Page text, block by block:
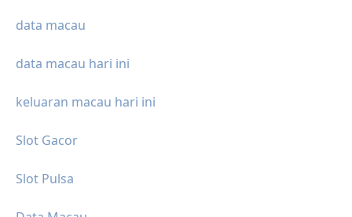
data macau
data macau hari ini
keluaran macau hari ini
Slot Gacor
Slot Pulsa